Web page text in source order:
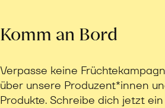
Komm an Bord
Verpasse keine
über unsere Produzent*innen
Produkte. Schreibe dich jetzt